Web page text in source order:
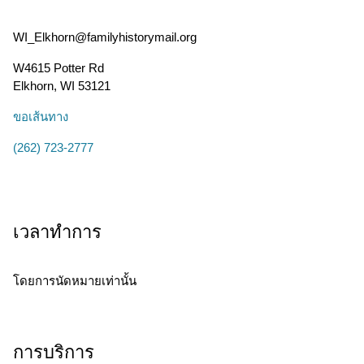
WI_Elkhorn@familyhistorymail.org
W4615 Potter Rd
Elkhorn, WI 53121
ขอเส้นทาง
(262) 723-2777
เวลาทำการ
โดยการนัดหมายเท่านั้น
การบริการ